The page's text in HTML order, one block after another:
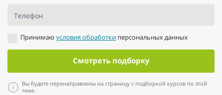
Телефон
Принимаю условия обработки персональных данных
Смотреть подборку
Вы будете перенаправлены на страницу с подборкой курсов по этой
теме.